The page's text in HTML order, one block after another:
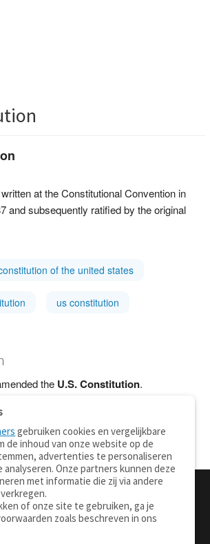
at the Constitutional Convention in
and subsequently ratified by the original
of the united states
us constitution
the U.S. Constitution.
Over deze site
gebruiken cookies en vergelijkbare
de inhoud van onze website op de
advertenties te personaliseren
analyseren. Onze partners kunnen deze
met informatie die zij via andere
of onze site te gebruiken, ga je
zoals beschreven in ons